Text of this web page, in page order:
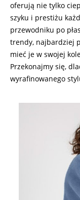
oferują nie tylko
szyku i prestiżu
przewodniku po
trendy, najbardziej
mieć je w swojej
Przekonajmy się,
wyrafinowanego